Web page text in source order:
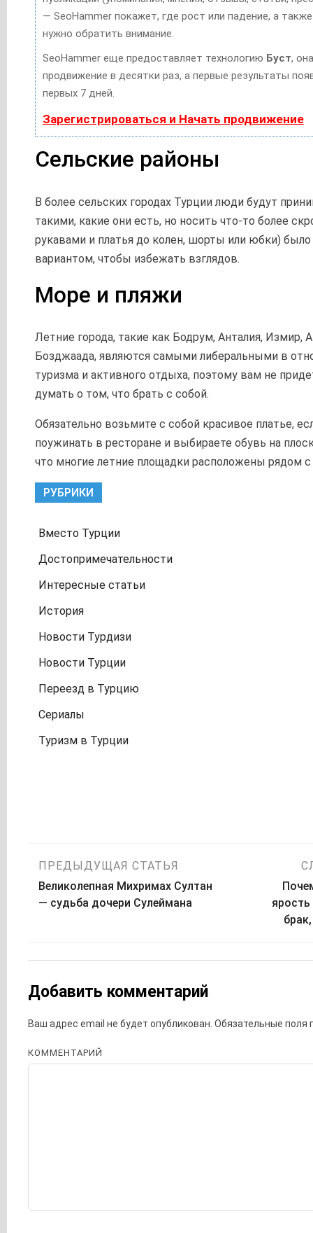
— SeoHammer покажет, где рост или падение, а
нужно обратить внимание.
SeoHammer еще предоставляет технологию Буст,
продвижение в десятки раз, а первые результаты
первых 7 дней.
Зарегистрироваться и Начать продвижение
Сельские районы
В более сельских городах Турции люди будут
такими, какие они есть, но носить что-то более
рукавами и платья до колен, шорты или юбки)
вариантом, чтобы избежать взглядов.
Море и пляжи
Летние города, такие как Бодрум, Анталия, Измир,
Бозджаада, являются самыми либеральными в
туризма и активного отдыха, поэтому вам не
думать о том, что брать с собой.
Обязательно возьмите с собой красивое платье,
поужинать в ресторане и выбираете обувь на
что многие летние площадки расположены рядом
РУБРИКИ
Вместо Турции
Достопримечательности
Интересные статьи
История
Новости Турдизи
Новости Турции
Переезд в Турцию
Сериалы
Туризм в Турции
Навигация
по
ПРЕДЫДУЩАЯ СТАТЬЯ
Великолепная Михримах Султан
— судьба дочери Сулеймана
Добавить комментарий
Ваш адрес email не будет опубликован. Обязательные поля
КОММЕНТАРИЙ